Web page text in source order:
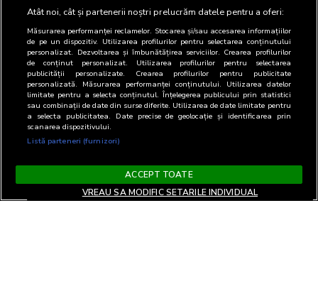
Atât noi, cât și partenerii noștri prelucrăm datele pentru a oferi:
Măsurarea performanței reclamelor. Stocarea și/sau accesarea informațiilor
de pe un dispozitiv. Utilizarea profilurilor pentru selectarea conținutului
personalizat. Dezvoltarea și îmbunătățirea serviciilor. Crearea profilurilor
de conținut personalizat. Utilizarea profilurilor pentru selectarea
publicității personalizate. Crearea profilurilor pentru publicitate
personalizată. Măsurarea performanței conținutului. Utilizarea datelor
limitate pentru a selecta conținutul. Înțelegerea publicului prin statistici
sau combinații de date din surse diferite. Utilizarea de date limitate pentru
a selecta publicitatea. Date precise de geolocație și identificarea prin
scanarea dispozitivului.
Listă parteneri (furnizori)
ACCEPT TOATE
VREAU SA MODIFIC SETARILE INDIVIDUAL